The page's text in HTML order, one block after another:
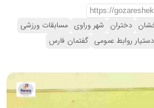
دختران شهر وراوی مسابقات ورزشی
دستیار روابط عمومی گفتمان فارس